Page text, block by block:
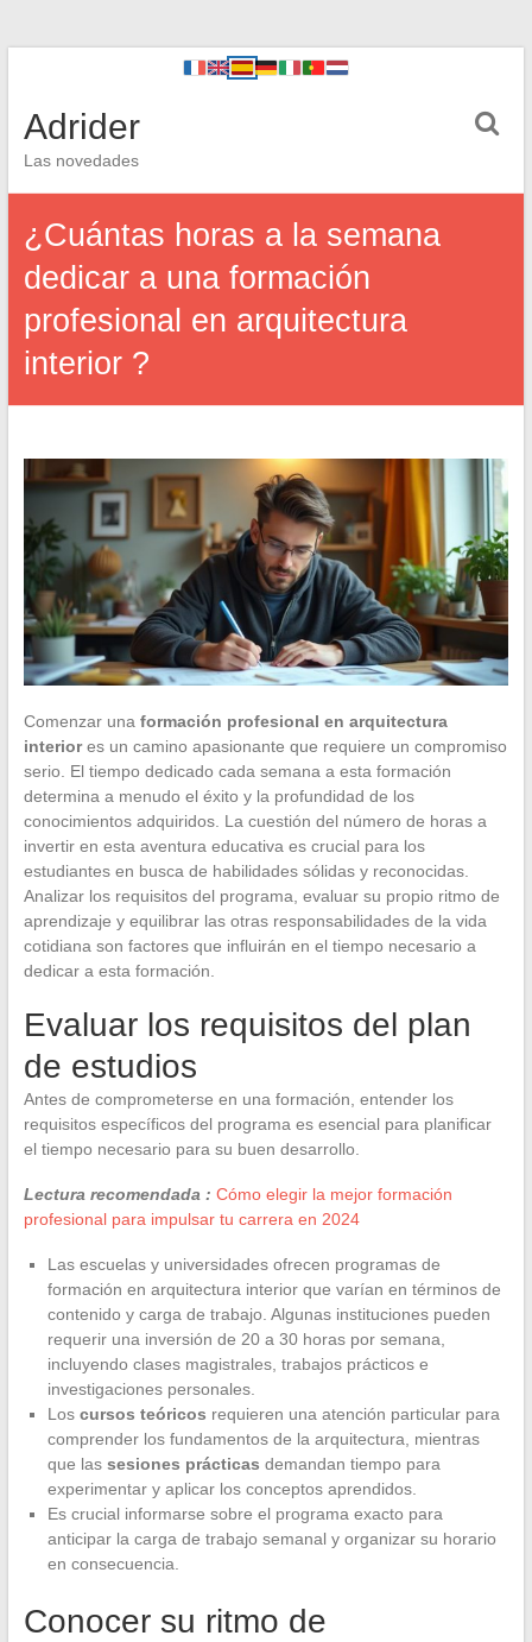
Adrider
Las novedades
¿Cuántas horas a la semana
dedicar a una formación
profesional en arquitectura
interior ?
Comenzar una formación profesional en arquitectura
interiores un camino apasionante que requiere un compromiso
serio. El tiempo dedicado cada semana a esta formación
determina a menudo el éxito y la profundidad de los
conocimientos adquiridos. La cuestión del número de horas a
invertir en esta aventura educativa es crucial para los
estudiantes en busca de habilidades sólidas y reconocidas.
Analizar los requisitos del programa, evaluar su propio ritmo de
aprendizaje y equilibrar las otras responsabilidades de la vida
cotidiana son factores que influirán en el tiempo necesario a
dedicar a esta formación.
Evaluar los requisitos del plan
de estudios
Antes de comprometerse en una formación, entender los
requisitos específicos del programa es esencial para planificar
el tiempo necesario para su buen desarrollo.
Lectura recomendada : Cómo elegir la mejor formación
profesional para impulsar tu carrera en 2024
Las escuelas y universidades ofrecen programas de
formación en arquitectura interior que varían en términos de
contenido y carga de trabajo. Algunas instituciones pueden
requerir una inversión de 20 a 30 horas por semana,
incluyendo clases magistrales, trabajos prácticos e
investigaciones personales.
Los cursos teóricos requieren una atención particular para
comprender los fundamentos de la arquitectura, mientras
que las sesiones prácticas demandan tiempo para
experimentar y aplicar los conceptos aprendidos.
Es crucial informarse sobre el programa exacto para
anticipar la carga de trabajo semanal y organizar su horario
en consecuencia.
Conocer su ritmo de